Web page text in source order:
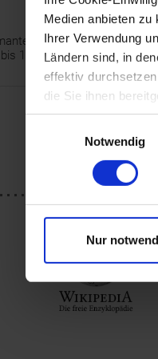
Medien anbieten
Ihrer Verwendung
Ländern sind, in
effektiv
die Sie ihnen
Notwendig
Nur
der
Skulptur an
1993)